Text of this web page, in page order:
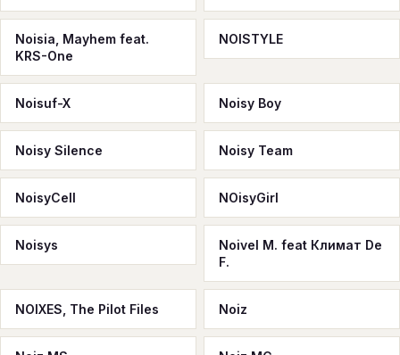
Noisia, Mayhem feat.
KRS-One
NOISTYLE
Noisuf-X Noisy Boy
Noisy Silence Noisy Team
NoisyCell NOisyGirl
Noisys
Noivel M. feat Климат De
F.
NOIXES, The Pilot Files Noiz